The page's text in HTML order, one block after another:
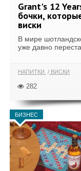
Grant's 12
бочки,
виски
В мире
уже давно
НАПИТКИ ВИСКИ
282
БИЗНЕС